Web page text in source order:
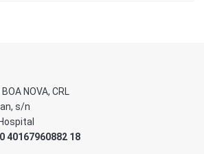
NOVA, CRL
s/n
40167960882 18